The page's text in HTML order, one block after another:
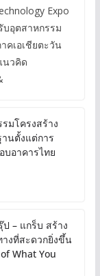
Expo
บอุตสาหกรรม
คเอเชียตะวัน
นวคิด
มโครงสร้าง
นตั้งแต่การ
บอาคารไทย
– แกร็บ สร้าง
งที่สะดวกยิ่งขึ้น
What You